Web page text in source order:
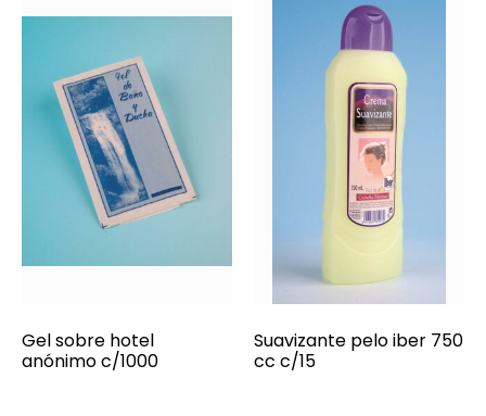
Gel sobre hotel
anónimo c/1000
Suavizante pelo iber 750
cc c/15